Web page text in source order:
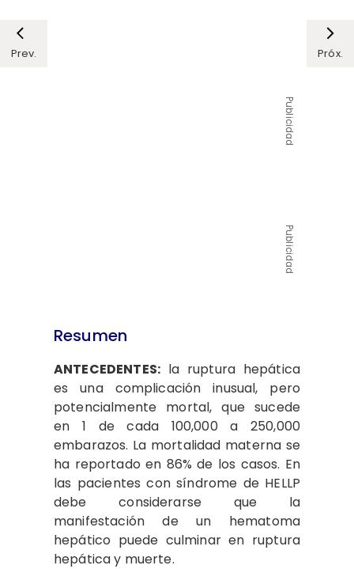
Prev. Próx.
Publicidad
Publicidad
Resumen
ANTECEDENTES:la ruptura hepática
es una complicación inusual, pero
potencialmente mortal, que sucede
en 1 de cada 100,000 a 250,000
embarazos. La mortalidad materna se
ha reportado en 86% de los casos. En
las pacientes con síndrome de HELLP
debe considerarse que la
manifestación de un hematoma
hepático puede culminar en ruptura
hepática y muerte.